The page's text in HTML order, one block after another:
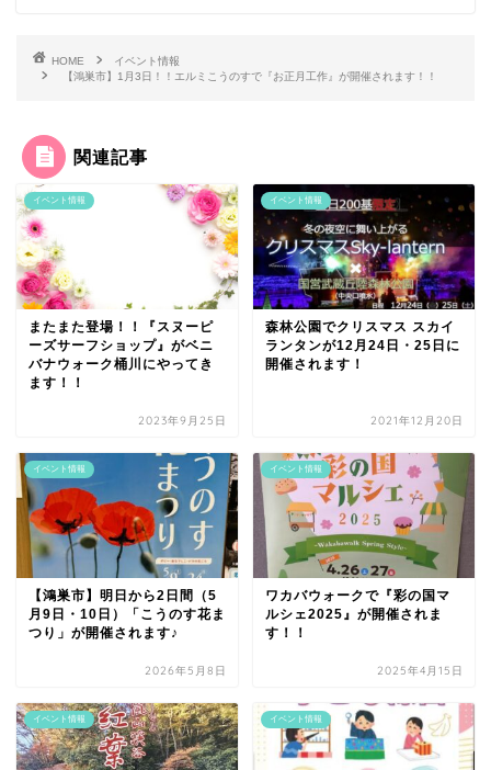
HOME
イベント情報
【鴻巣市】1月3日！！エルミこうのすで『お正月工作』が開催されます！！
関連記事
イベント情報
またまた登場！！『スヌーピ
ーズサーフショップ』がベニ
バナウォーク桶川にやってき
ます！！
2023年9月25日
イベント情報
森林公園でクリスマス スカイ
ランタンが12月24日・25日に
開催されます！
2021年12月20日
イベント情報
【鴻巣市】明日から2日間（5
月9日・10日）「こうのす花ま
つり」が開催されます♪
2026年5月8日
イベント情報
ワカバウォークで『彩の国マ
ルシェ2025』が開催されま
す！！
2025年4月15日
イベント情報 イベント情報